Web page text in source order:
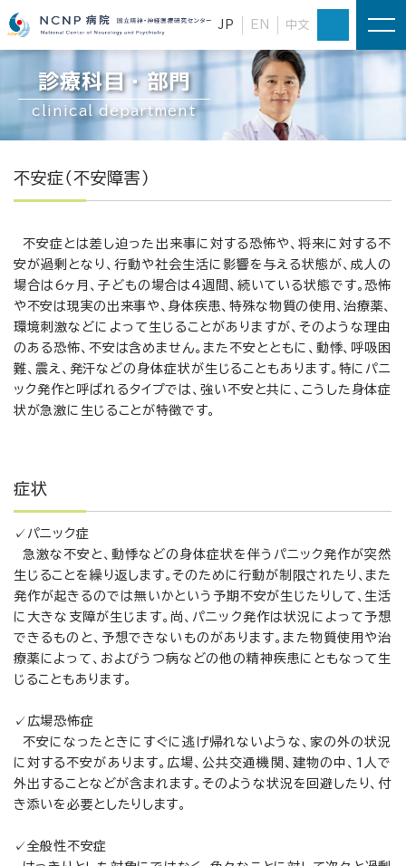
JP EN 中文
診療科目・部門
clinical department
不安症（不安障害）
不安症とは差し迫った出来事に対する恐怖や、将来に対する不
安が過剰となり、行動や社会生活に影響を与える状態が、成人の
場合は6ヶ月、子どもの場合は4週間、続いている状態です。恐怖
や不安は現実の出来事や、身体疾患、特殊な物質の使用、治療薬、
環境刺激などによって生じることがありますが、そのような理由
のある恐怖、不安は含めません。また不安とともに、動悸、呼吸困
難、震え、発汗などの身体症状が生じることもあります。特にパニ
ック発作と呼ばれるタイプでは、強い不安と共に、こうした身体症
状が急激に生じることが特徴です。
症状
✓パニック症
急激な不安と、動悸などの身体症状を伴うパニック発作が突然
生じることを繰り返します。そのために行動が制限されたり、また
発作が起きるのでは無いかという予期不安が生じたりして、生活
に大きな支障が生じます。尚、パニック発作は状況によって予想
できるものと、予想できないものがあります。また物質使用や治
療薬によって、およびうつ病などの他の精神疾患にともなって生
じることもあります。
✓広場恐怖症
不安になったときにすぐに逃げ帰れないような、家の外の状況
に対する不安があります。広場、公共交通機関、建物の中、1人で
外出することなどが含まれます。そのような状況を回避したり、付
き添いを必要としたりします。
✓全般性不安症